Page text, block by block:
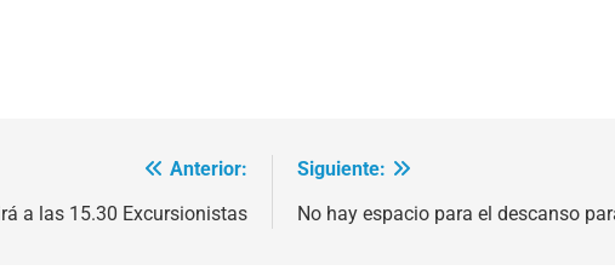
Anterior:
a las 15.30 Excursionistas
Siguiente:
No hay espacio para el descanso